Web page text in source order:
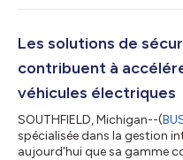
solution avancée destinée
dispositif innovant, intégré
Les solutions de
contribuent à
véhicules électriques
SOUTHFIELD, Michigan--(
spécialisée dans la gestion
aujourd'hui que sa gamme